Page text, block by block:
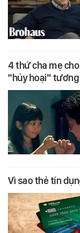
4 thứ cha mẹ
"hủy hoại"
Vì sao thẻ tín